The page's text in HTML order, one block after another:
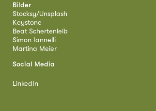
Bilder
Stocksy/Unsplash
Keystone
Beat Schertenleib
Simon Iannelli
Martina Meier
Social Media
LinkedIn